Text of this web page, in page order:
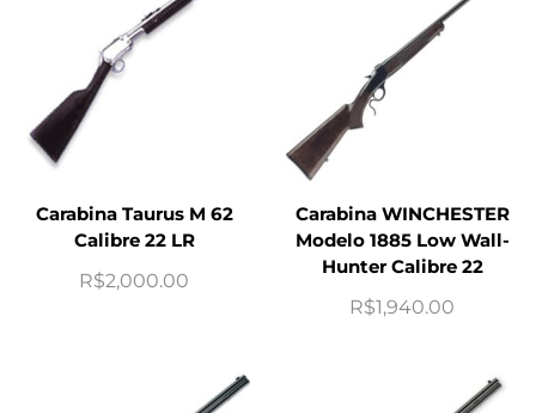
Carabina Taurus M 62
Calibre 22 LR
R$2,000.00
Carabina WINCHESTER
Modelo 1885 Low Wall-
Hunter Calibre 22
R$1,940.00